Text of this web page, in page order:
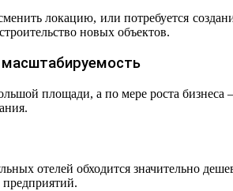
локацию, или потребуется
новых объектов.
площади, а по мере роста бизнеса
отелей обходится значительно